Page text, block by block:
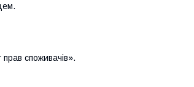
споживачів».